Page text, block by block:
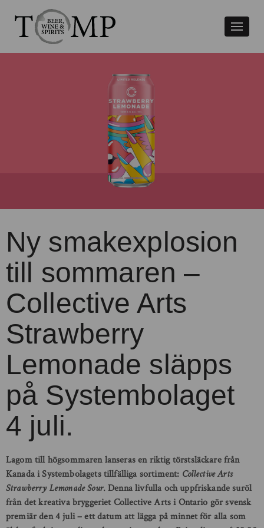
Växla
Ny smakexplosion
till sommaren –
Collective Arts
Strawberry
Lemonade släpps
på Systembolaget
4 juli.
Lagom till högsommaren lanseras en riktig törstsläckare från
Kanada i Systembolagets tillfälliga sortiment: Collective Arts
Strawberry Lemonade Sour. Denna livfulla och uppfriskande suröl
från det kreativa bryggeriet Collective Arts i Ontario gör svensk
premiär den 4 juli – ett datum att lägga på minnet för alla som